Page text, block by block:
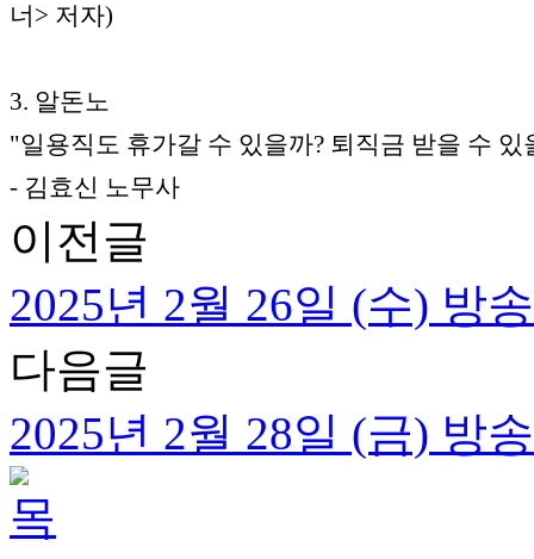
너> 저자)
3. 알돈노
"일용직도 휴가갈 수 있을까? 퇴직금 받을 수
- 김효신 노무사
이전글
2025년 2월 26일 (수) 방
다음글
2025년 2월 28일 (금) 방